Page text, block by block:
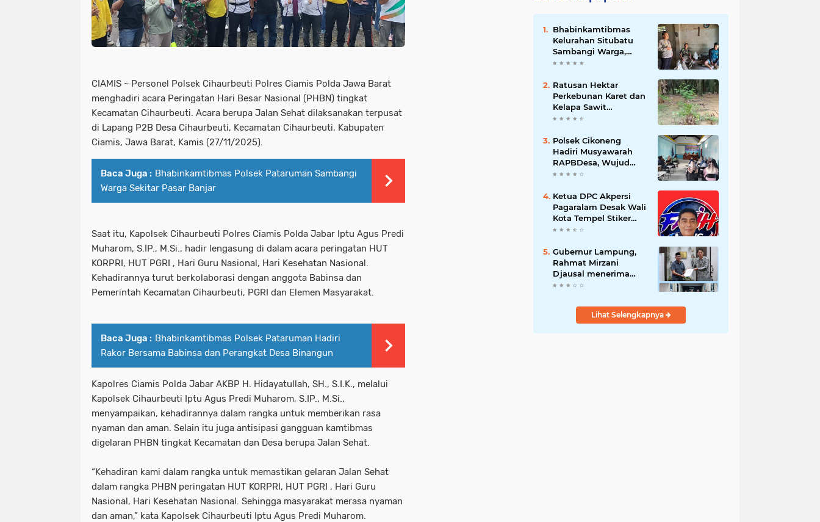
CIAMIS ~ Personel Polsek Cihaurbeuti Polres Ciamis Polda Jawa Barat
menghadiri acara Peringatan Hari Besar Nasional (PHBN) tingkat
Kecamatan Cihaurbeuti. Acara berupa Jalan Sehat dilaksanakan terpusat
di Lapang P2B Desa Cihaurbeuti, Kecamatan Cihaurbeuti, Kabupaten
Ciamis, Jawa Barat, Kamis (27/11/2025).
Baca Juga : Bhabinkamtibmas Polsek Pataruman Sambangi
Warga Sekitar Pasar Banjar
Saat itu, Kapolsek Cihaurbeuti Polres Ciamis Polda Jabar Iptu Agus Predi
Muharom, S.IP., M.Si., hadir lengasung di dalam acara peringatan HUT
KORPRI, HUT PGRI , Hari Guru Nasional, Hari Kesehatan Nasional.
Kehadirannya turut berkolaborasi dengan anggota Babinsa dan
Pemerintah Kecamatan Cihaurbeuti, PGRI dan Elemen Masyarakat.
Baca Juga : Bhabinkamtibmas Polsek Pataruman Hadiri
Rakor Bersama Babinsa dan Perangkat Desa Binangun
Kapolres Ciamis Polda Jabar AKBP H. Hidayatullah, SH., S.I.K., melalui
Kapolsek Cihaurbeuti Iptu Agus Predi Muharom, S.IP., M.Si.,
menyampaikan, kehadirannya dalam rangka untuk memberikan rasa
nyaman dan aman. Selain itu juga antisipasi gangguan kamtibmas
digelaran PHBN tingkat Kecamatan dan Desa berupa Jalan Sehat.
“Kehadiran kami dalam rangka untuk memastikan gelaran Jalan Sehat
dalam rangka PHBN peringatan HUT KORPRI, HUT PGRI , Hari Guru
Nasional, Hari Kesehatan Nasional. Sehingga masyarakat merasa nyaman
dan aman,” kata Kapolsek Cihaurbeuti Iptu Agus Predi Muharom.
Bhabinkamtibmas
Kelurahan Situbatu
Sambangi Warga,
Perkuat Silaturahmi
Wilayah
Ratusan Hektar
Perkebunan Karet dan
Kelapa Sawit
terendam banjir
Polsek Cikoneng
Hadiri Musyawarah
RAPBDesa, Wujud
Peran Polri Kawal
Kamtibmas Desa
Sindangkasih
Ketua DPC Akpersi
Pagaralam Desak Wali
Kota Tempel Stiker
‘Milik Pemerintah’ di
Penyalahgunaan Aset!
Gubernur Lampung,
Rahmat Mirzani
Djausal menerima
Senior Executive
Association for
Construction (JAC)
Lihat Selengkapnya